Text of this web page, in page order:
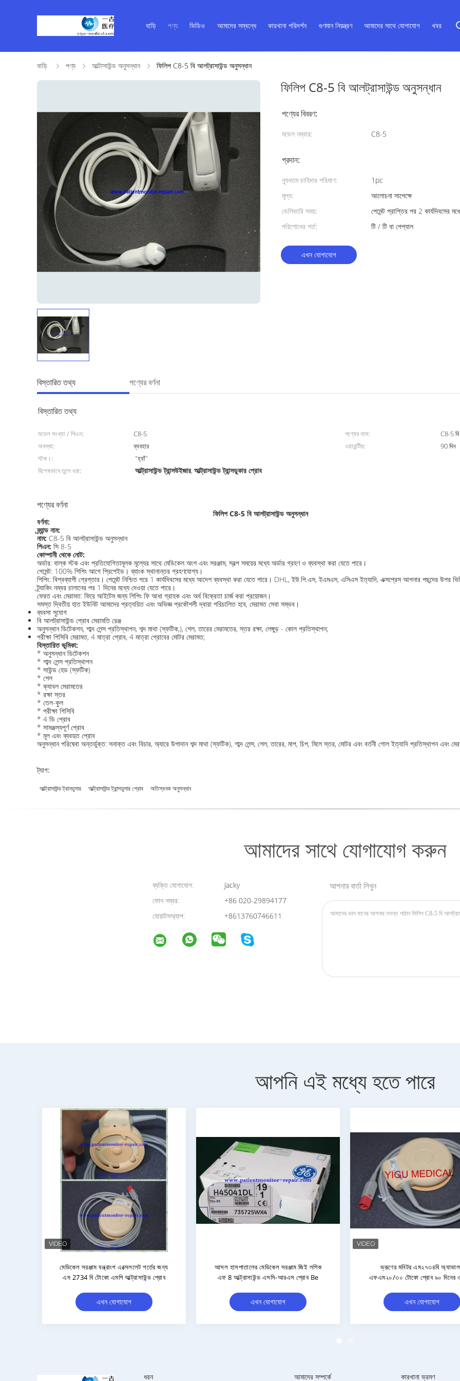
বাড়ি পণ্য ভিডিও আমাদের সম্বন্ধে কারখানা পরিদর্শন গুণমান নিয়ন্ত্রণ আমাদের সাথে যোগাযোগ খবর
বাড়ি পণ্য আল্টাসাউন্ড অনুসন্ধান ফিলিপ C8-5 বি আলট্রাসাউন্ড অনুসন্ধান
ফিলিপ C8-5 বি আলট্রাসাউন্ড অনুসন্ধান
পণ্যের বিবরণ:
মডেল নম্বার: C8-5
প্রদান:
ন্যূনতম চাহিদার পরিমাণ:
1pc
মূল্য:
আলোচনা সাপেক্ষে
ডেলিভারি সময়:
পেমেন্ট প্রাপ্তির পর 2 কার্যদিবসের
পরিশোধের শর্ত:
টি / টি বা পেপ্যাল
এখন যোগাযোগ
বিস্তারিত তথ্য পণ্যের বর্ণনা
বিস্তারিত তথ্য
মডেল সংখ্যা / পিএন: C8-5 পণ্যের নাম:
C8-5
অবস্থা:
ব্যবহার ওয়ারান্টীর:
90 দিন
স্টক।:
"হ্যাঁ"
বিশেষভাবে তুলে ধরা:
আল্ট্রাসাউন্ড ট্রান্সউইজার,আল্ট্রাসাউন্ড ট্রান্সডুকার প্রোব
পণ্যের বর্ণনা
ফিলিপ C8-5 বি আলট্রাসাউন্ড অনুসন্ধান
বর্ণনা:
ব্র্যান্ড নাম:
নাম: C8-5 বি আলট্রাসাউন্ড অনুসন্ধান
পিএন: সি 8-5
কোম্পানী থেকে নোট:
অর্ডার: বাল্ক স্টক এবং প্রতিযোগিতামূলক মূল্যের সাথে মেডিকেল অংশ এবং সরঞ্জাম, স্বল্প সময়ের মধ্যে অর্ডার গ্রহণ ও ব্যবস্থা করা যেতে পারে।
পেমেন্ট: 100% শিপিং আগে প্রিপেইড। ব্যাংক স্থানান্তর গ্রহণযোগ্য।
শিপিং: বিশ্বব্যাপী গ্রেপ্তার। পেমেন্ট নিশ্চিত পরে 1 কার্যদিবসের মধ্যে আদেশ ব্যবস্থা করা যেতে পারে। DHL, ইউ.পি.এস, ইএমএস, এসিএস ইত্যাদি, এক্সপ্রেস আপনার পছন্দের উপর
ট্র্যাকিং নম্বর চালানের পর 1 দিনের মধ্যে দেওয়া যেতে পারে।
ফেরত এবং মেরামত: ফিরে আইটেম জন্য শিপিং ফি আধা গ্রাহক এবং অর্ধ বিক্রেতা চার্জ করা প্রয়োজন।
সমস্ত দ্বিতীয় হাত ইউনিট আমাদের প্রত্যয়িত এবং অভিজ্ঞ প্রকৌশলী দ্বারা পরিচালিত হবে, মেরামত সেবা সম্ভব।
ব্যবসা সুযোগ
বি আলট্রাসাউন্ড প্রোব মেরামতি রেঞ্জ
অনুসন্ধান ডিটেকশন, শাব্দ লেন্স প্রতিস্থাপন, শব্দ মাথা (স্ফটিক,), শেল, তারের মেরামতের, স্তর রক্ষা, লেঙ্গুড় - কোল প্রতিস্থাপন;
পরীক্ষা পিসিবি মেরামত, 4 মাত্রা প্রোব, 4 মাত্রা প্রোবের মোটর মেরামত;
বিস্তারিত ভূমিকা:
* অনুসন্ধান ডিটেকশন
* শাব্দ লেন্স প্রতিস্থাপন
* সাউন্ড হেড (স্ফটিক)
* শেল
* ক্যাবল মেরামতের
* রক্ষা স্তর
* তেল-কুল
* পরীক্ষা পিসিবি
* 4 ডি প্রোব
* সামঞ্জস্যপূর্ণ প্রোব
* মূল এবং ব্যবহৃত প্রোব
অনুসন্ধান পরিষেবা অন্তর্ভুক্ত: সনাক্ত এবং বিচার, অ্যারে উপাদান শব্দ মাথা (স্ফটিক), শাব্দ লেন্স, শেল, তারের, মাপ, চিপ, মিলে স্তর, মোটর এবং বর্তনী গোল ইত্যাদি প্রতিস্থাপন এবং
ট্যাগ:
আল্ট্রাসাউন্ড ট্রানডুসার আল্ট্রাসাউন্ড ট্রান্সডুসার প্রোব অতিস্বনক অনুসন্ধান
আমাদের সাথে যোগাযোগ করুন
ব্যক্তি যোগাযোগ:
Jacky
ফোন নম্বর:
+86 020-29894177
হোয়াটসঅ্যাপ:
+8613760746611
আপনার বার্তা লিখুন
আপনি এই মধ্যে হতে পারে
আসল ফিলিপস ফেটাল মনিটর প্রোবের আনুষাঙ্গিক
M2734A M2734B M2735A M2736A
এখন যোগাযোগ
ভ্রূণ মনিটর এম২৭৩৬এ অ্যাভালন
এফএম২০/৩০ টোকো আল্ট্রাসাউন্ড প্রোব ৯০
এখন যোগাযোগ
হার্টস্টার্ট MRX ভ্রূণ মনিটর M2734B
আল্ট্রাসাউন্ড প্রোব TOCO অরিজিনাল
এখন যোগাযোগ
ধরন আমাদের সম্পর্কে কারখানা ভ্রমণ